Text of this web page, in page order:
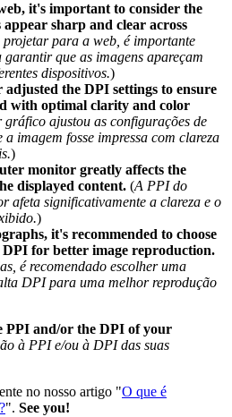
it's important to consider the
appear sharp and clear across
projetar para a web, é importante
que as imagens apareçam
dispositivos.)
the DPI settings to ensure
with optimal clarity and color
gráfico ajustou as configurações de
imagem fosse impressa com clareza
)
monitor greatly affects the
displayed content. (A PPI do
afeta significativamente a clareza e o
)
it's recommended to choose
for better image reproduction.
é recomendado escolher uma
DPI para uma melhor reprodução
PPI and/or the DPI of your
à PPI e/ou à DPI das suas
no nosso artigo "O que é
". See you!